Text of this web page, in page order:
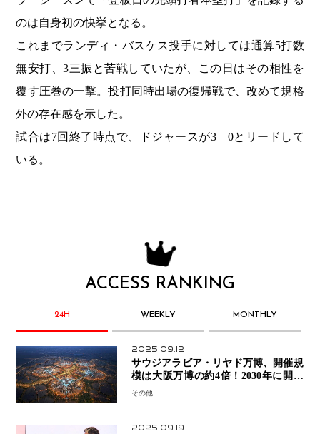
のは自身初の快挙となる。
これまでランディ・バスケス投手に対しては通算5打数
無安打、3三振と苦戦していたが、この日はその相性を
覆す圧巻の一撃。投打同時出場の復帰戦で、改めて規格
外の存在感を示した。
試合は7回終了時点で、ドジャースが3―0とリードして
いる。
ACCESS RANKING
24H WEEKLY MONTHLY
2025.09.12
サウジアラビア・リヤド万博、開催規
模は大阪万博の約4倍！2030年に開幕
予定
その他
2025.09.19